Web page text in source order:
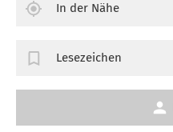
In der Nähe
Lesezeichen